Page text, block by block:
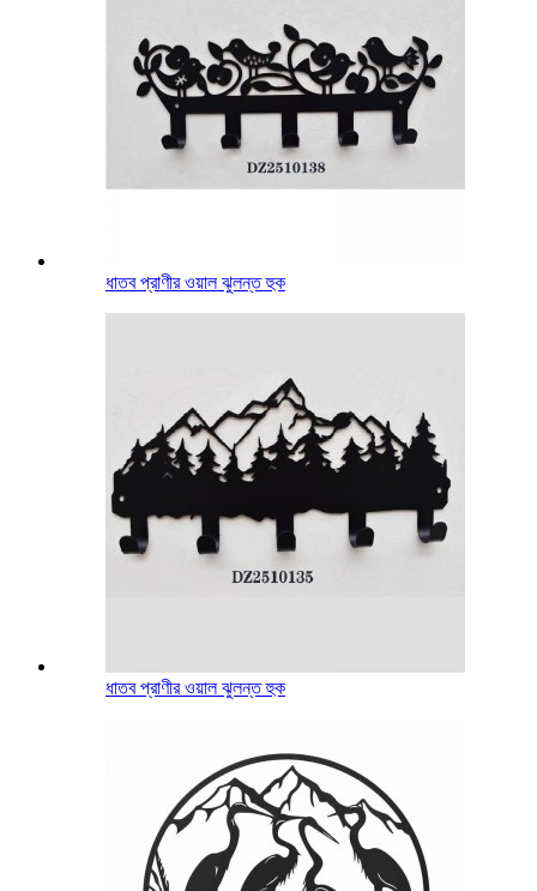
ধাতব প্রাণীর ওয়াল ঝুলন্ত হুক
ধাতব প্রাণীর ওয়াল ঝুলন্ত হুক